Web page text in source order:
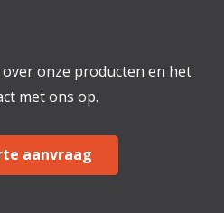
onze producten en het
met ons op.
aanvraag